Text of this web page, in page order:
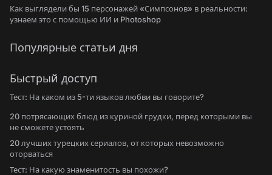
Как выглядели бы 15 персонажей «Симпсонов» в реальности:
узнаем это с помощью ИИ и Photoshop
Популярные статьи дня
Быстрый доступ
Тест: На каком из 5-ти языков любви вы говорите?
20 потрясающих блюд из куриной грудки, перед которыми вы
не сможете устоять
20 лучших турецких сериалов, от которых невозможно
оторваться
Тест: На какую знаменитость вы похожи?